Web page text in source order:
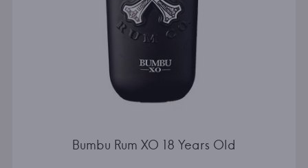
Bumbu Rum XO 18 Years Old